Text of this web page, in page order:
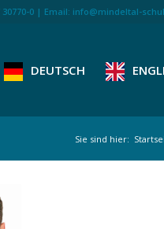
30770-0 | Email: info@mindeltal-
DEUTSCH
Sie sind hier: